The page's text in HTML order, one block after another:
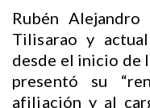
Rubén
Tilisarao y
desde el inicio de
presentó su
afiliación y al